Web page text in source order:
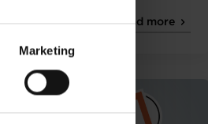
les réseaux
Marketing
Read more